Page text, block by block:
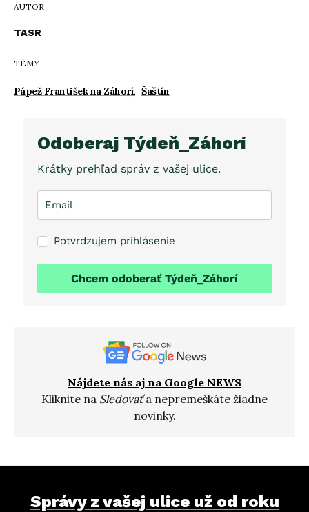
AUTOR
TASR
TÉMY
Pápež František na Záhorí, Šaštín
Odoberaj Týdeň_Záhorí
Krátky prehľad správ z vašej ulice.
Potvrdzujem prihlásenie
Chcem odoberať Týdeň_Záhorí
Nájdete nás aj na Google NEWS
Kliknite na Sledovaťa nepremeškáte žiadne
novinky.
Správy z vašej ulice už od roku